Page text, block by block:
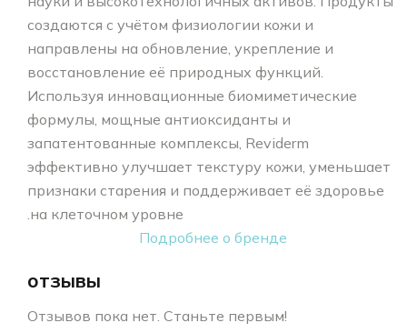
создаются с учётом физиологии кожи и
направлены на обновление, укрепление и
восстановление её природных функций.
Используя инновационные биомиметические
формулы, мощные антиоксиданты и
запатентованные комплексы, Reviderm
эффективно улучшает текстуру кожи, уменьшает
признаки старения и поддерживает её здоровье
на клеточном уровне.
Подробнее о бренде
отзывы
Отзывов пока нет. Станьте первым!